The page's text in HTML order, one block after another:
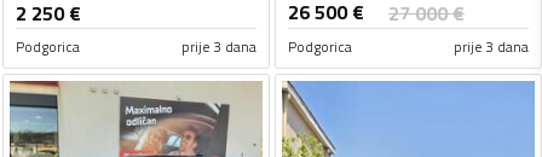
2 250€
Podgorica prije 3 dana
26 500€ 27 000€
Podgorica prije 3 dana